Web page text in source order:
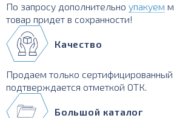
По запросу дополнительно упакуем
товар придет в сохранности!
Качество
Продаем только сертифицированный
подтверждается отметкой ОТК.
Большой каталог